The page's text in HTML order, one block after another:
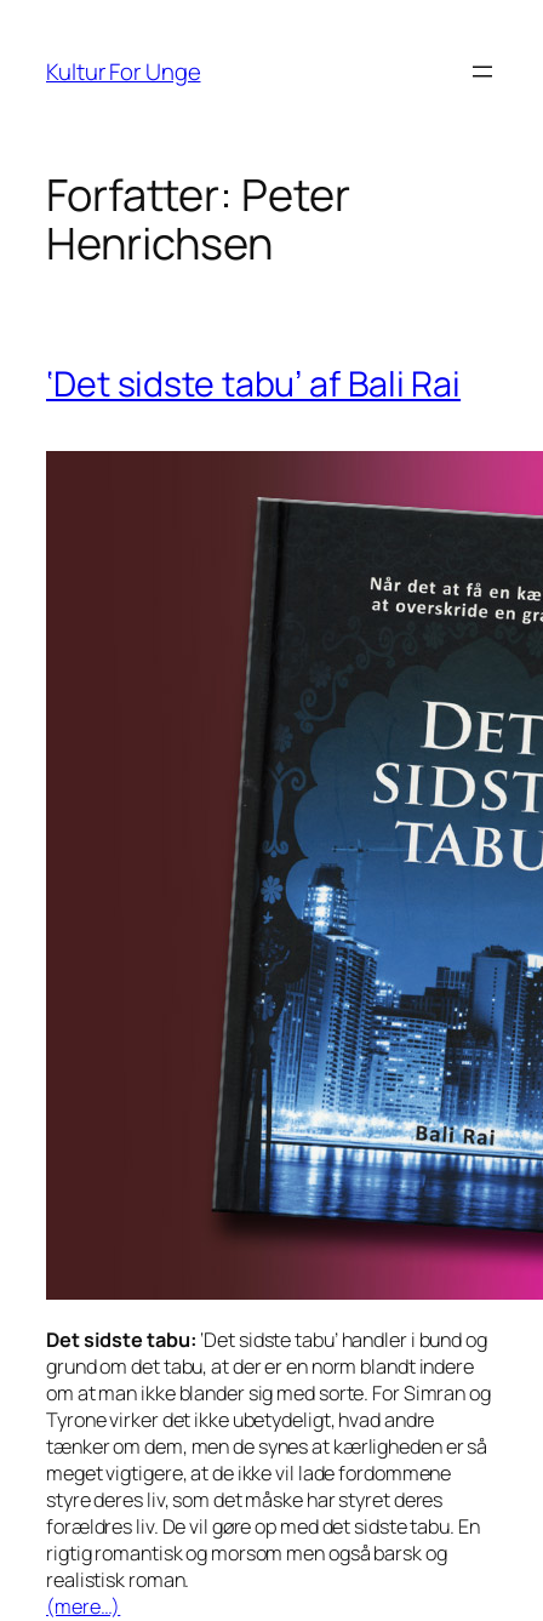
indhold
Kultur For Unge
Forfatter: Peter
Henrichsen
‘Det sidste tabu’ af Bali Rai
Det sidste tabu: ‘Det sidste tabu’ handler i bund og
grund om det tabu, at der er en norm blandt indere
om at man ikke blander sig med sorte. For Simran og
Tyrone virker det ikke ubetydeligt, hvad andre
tænker om dem, men de synes at kærligheden er så
meget vigtigere, at de ikke vil lade fordommene
styre deres liv, som det måske har styret deres
forældres liv. De vil gøre op med det sidste tabu. En
rigtig romantisk og morsom men også barsk og
realistisk roman.
(mere…)